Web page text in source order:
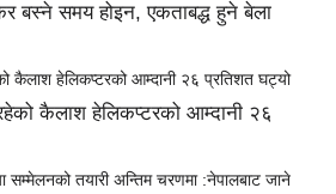
बस्ने समय होइन, एकताबद्ध हुने बेला
कैलाश हेलिकप्टरको आम्दानी २६